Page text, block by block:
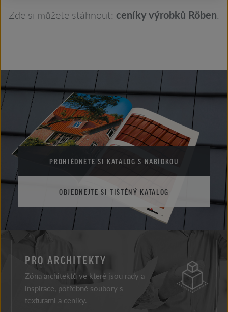
Zde si můžete stáhnout: ceníky výrobků Röben.
PROHIÉDNÉTE SI KATALOG S NABÍDKOU
OBJEDNEJTE SI TIŠTÉNÝ KATALOG
PRO ARCHITEKTY
Zóna architektů ve které jsou rady a
inspirace, potřebné soubory s
texturami a ceníky.